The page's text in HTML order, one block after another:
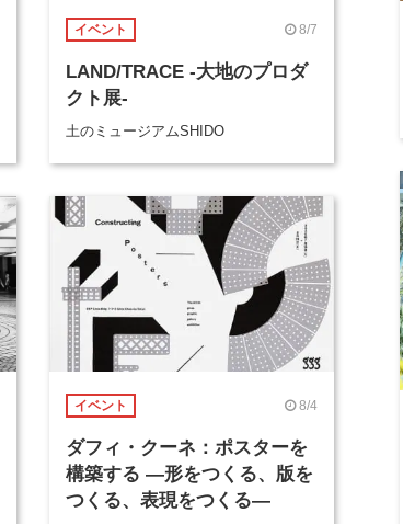
イベント 8/7
LAND/TRACE -大地のプロダ
クト展-
土のミュージアムSHIDO
イベント 8/4
ダフィ・クーネ：ポスターを
構築する ―形をつくる、版を
つくる、表現をつくる―